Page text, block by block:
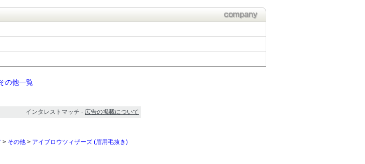
の他一覧
インタレストマッチ - 広告の掲載について
> その他 > アイブロウツィザーズ (眉用毛抜き)